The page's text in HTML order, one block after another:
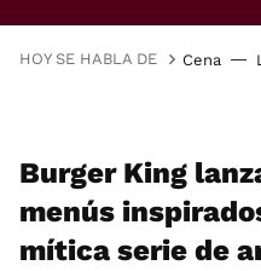
HOY SE HABLA DE Cena
Burger King
menús
mítica serie de